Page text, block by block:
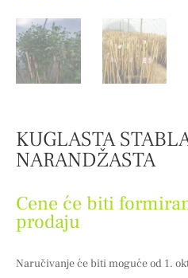
KUGLASTA
NARANDŽASTA
Cene će biti
prodaju
Naručivanje će biti moguće od 1.